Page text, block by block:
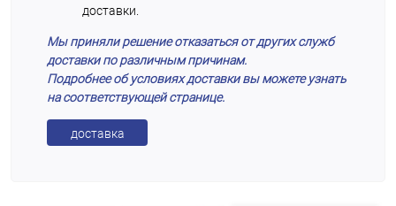
доставки.
Мы приняли решение отказаться от других служб
доставки по различным причинам.
Подробнее об условиях доставки вы можете узнать
на соответствующей странице.
доставка